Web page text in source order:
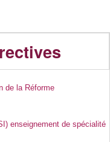
de la Réforme
enseignement de spécialité